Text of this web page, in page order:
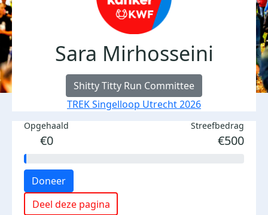
Sara Mirhosseini
Shitty Titty Run Committee
TREK Singelloop Utrecht 2026
Opgehaald
€0
Streefbedrag
€500
Doneer
Deel deze pagina